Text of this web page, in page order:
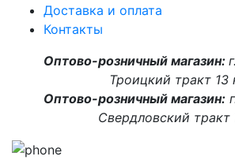
Доставка и оплата
Контакты
Оптово-розничный магазин:
Троицкий тракт 13
Оптово-розничный магазин:
Свердловский тракт